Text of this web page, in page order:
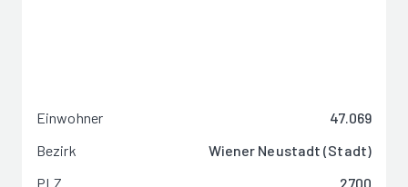
Einwohner
47.069
Bezirk
Wiener Neustadt (Stadt)
PLZ
2700